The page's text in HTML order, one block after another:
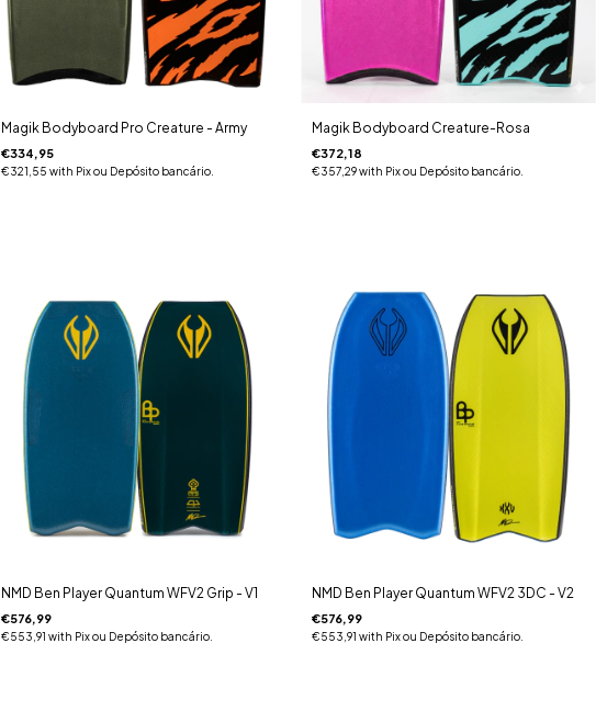
Magik Bodyboard Pro Creature - Army
€334,95
€321,55 with Pix ou Depósito bancário.
Magik Bodyboard Creature-Rosa
€372,18
€357,29with Pix ou Depósito bancário.
NMD Ben Player Quantum WFV2 Grip - V1
€576,99
€553,91 with Pix ou Depósito bancário.
NMD Ben Player Quantum WFV2 3DC - V2
€576,99
€553,91with Pix ou Depósito bancário.